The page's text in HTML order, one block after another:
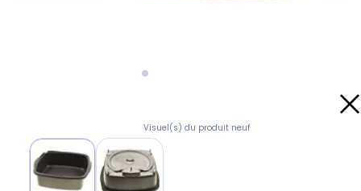
Visuel(s) du produit neuf